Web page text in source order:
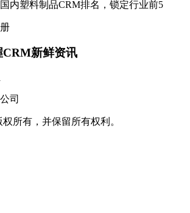
CRM新鲜资讯
司
所有，并保留所有权利。